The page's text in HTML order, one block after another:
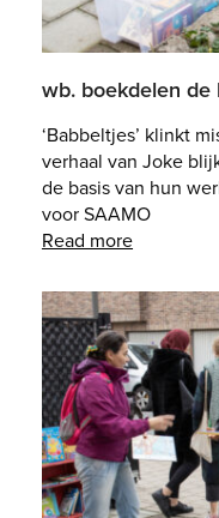
wb. boekdelen de
‘Babbeltjes’ klinkt
verhaal van Joke
de basis van hun
voor SAAMO
Read more